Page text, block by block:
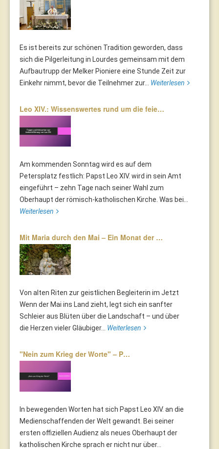
Es ist bereits zur schönen Tradition geworden, dass
sich die Pilgerleitung in Lourdes gemeinsam mit dem
Aufbautrupp der Melker Pioniere eine Stunde Zeit zur
Einkehr nimmt, bevor die Teilnehmer zur... Weiterlesen
Leo XIV.: Wissenswertes rund um die feie…
Am kommenden Sonntag wird es auf dem
Petersplatz festlich: Papst Leo XIV. wird in sein Amt
eingeführt – zehn Tage nach seiner Wahl zum
Oberhaupt der römisch-katholischen Kirche. Was bei...
Weiterlesen
Mit Maria durch den Mai – Ein Monat der …
Von alten Riten zur geistlichen Begleiterin im Jetzt
Wenn der Mai ins Land zieht, legt sich ein sanfter
Schleier aus Blüten über die Landschaft – und über
die Herzen vieler Gläubiger... Weiterlesen
"Nein zum Krieg der Worte" – P…
In bewegenden Worten hat sich Papst Leo XIV. an die
Medienschaffenden der Welt gewandt. Bei seiner
ersten offiziellen Audienz als neues Oberhaupt der
katholischen Kirche sprach er nicht nur über...